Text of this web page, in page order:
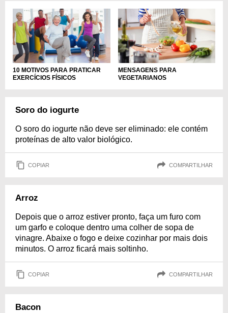
10 MOTIVOS PARA PRATICAR
EXERCÍCIOS FÍSICOS
MENSAGENS PARA
VEGETARIANOS
Soro do iogurte
O soro do iogurte não deve ser eliminado: ele contém
proteínas de alto valor biológico.
COPIAR COMPARTILHAR
Arroz
Depois que o arroz estiver pronto, faça um furo com
um garfo e coloque dentro uma colher de sopa de
vinagre. Abaixe o fogo e deixe cozinhar por mais dois
minutos. O arroz ficará mais soltinho.
COPIAR COMPARTILHAR
Bacon